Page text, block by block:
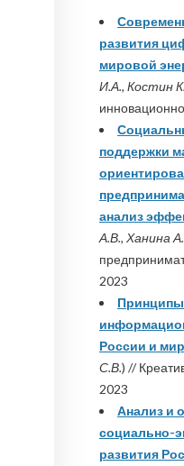
развития
мировой
И.А., Костин
поддержки
анализ
А.В., Ханина
2023
Принципы
России и
С.В.) //
2023
Анализ и
социально-
развития